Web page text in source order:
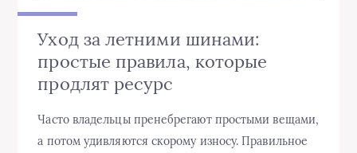
Уход за летними шинами:
простые правила, которые
продлят ресурс
Часто владельцы пренебрегают простыми вещами,
а потом удивляются скорому износу. Правильное